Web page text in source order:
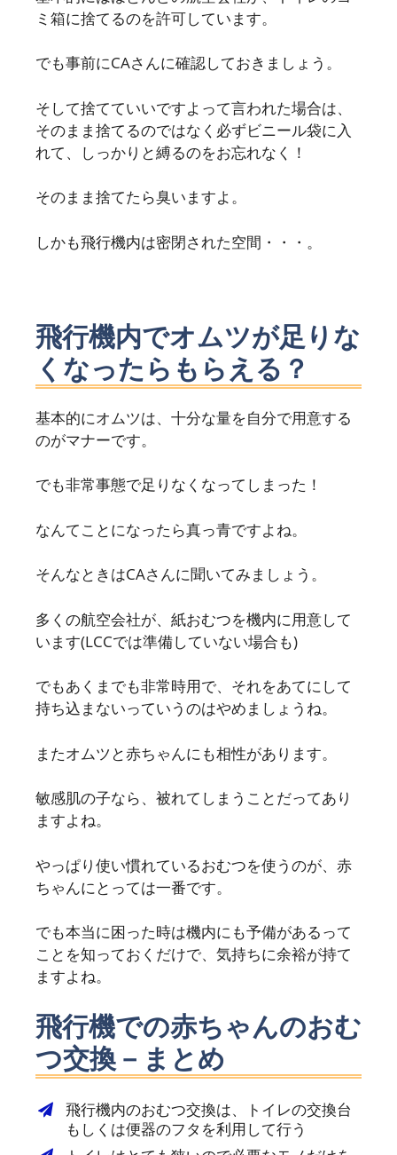
ミ箱に捨てるのを許可しています。
でも事前にCAさんに確認しておきましょう。
そして捨てていいですよって言われた場合は、
そのまま捨てるのではなく必ずビニール袋に入
れて、しっかりと縛るのをお忘れなく！
そのまま捨てたら臭いますよ。
しかも飛行機内は密閉された空間・・・。
飛行機内でオムツが足りな
くなったらもらえる？
基本的にオムツは、十分な量を自分で用意する
のがマナーです。
でも非常事態で足りなくなってしまった！
なんてことになったら真っ青ですよね。
そんなときはCAさんに聞いてみましょう。
多くの航空会社が、紙おむつを機内に用意して
います(LCCでは準備していない場合も)
でもあくまでも非常時用で、それをあてにして
持ち込まないっていうのはやめましょうね。
またオムツと赤ちゃんにも相性があります。
敏感肌の子なら、被れてしまうことだってあり
ますよね。
やっぱり使い慣れているおむつを使うのが、赤
ちゃんにとっては一番です。
でも本当に困った時は機内にも予備があるって
ことを知っておくだけで、気持ちに余裕が持て
ますよね。
飛行機での赤ちゃんのおむ
つ交換－まとめ
飛行機内のおむつ交換は、トイレの交換台
もしくは便器のフタを利用して行う